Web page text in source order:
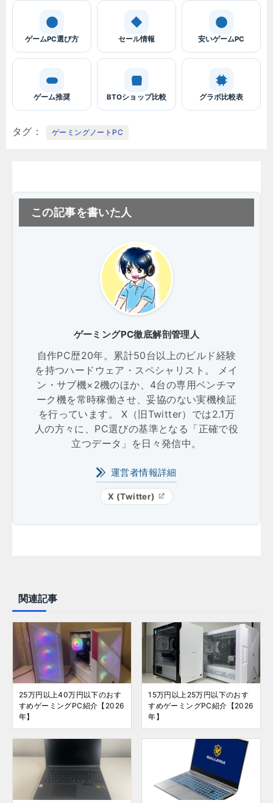
ゲームPC選び方 セール情報 安いゲームPC
ゲーム推奨 BTOショップ比較 グラボ比較表
タグ ゲーミングノートPC
この記事を書いた人
ゲーミングPC徹底解剖管理人
自作PC歴20年。累計50台以上のビルド経験
を持つハードウェア・スペシャリスト。 メイ
ン・サブ機×2機のほか、4台の専用ベンチマ
ーク機を常時稼働させ、妥協のない実機検証
を行っています。 X（旧Twitter）では2.1万
人の方々に、PC選びの基準となる「正確で役
立つデータ」を日々発信中。
運営者情報詳細
X (Twitter)
関連記事
25万円以上40万円以下のおす
すめゲーミングPC紹介【2026
年】
15万円以上25万円以下のおす
すめゲーミングPC紹介【2026
年】